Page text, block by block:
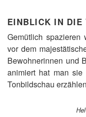
s
c
h
i
c
h
t
s
e
l
i
s
b
e
r
g
EINBLICK IN DIE
Gemütlich spazieren
vor dem
Bewohnerinnen und
animiert hat man
Tonbildschau